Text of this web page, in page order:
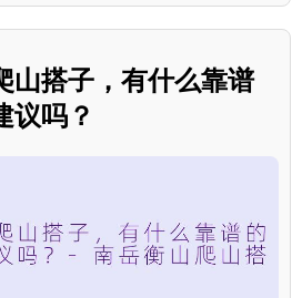
山搭子，有什么靠谱
议吗？